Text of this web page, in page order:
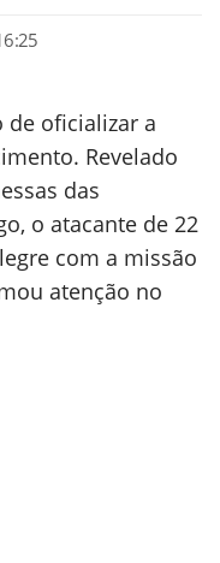
oficializar a
Revelado
das
o atacante de 22
com a missão
atenção no